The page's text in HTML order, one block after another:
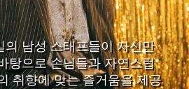
의 남성 스태프들이 자신만
탕으로 손님들과 자연스럽
취향에 맞는 즐거움을 제공